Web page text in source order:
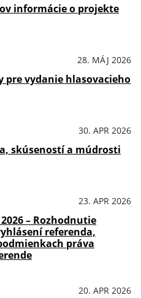
informácie o projekte
28. MÁJ 2026
pre vydanie hlasovacieho
30. APR 2026
skúseností a múdrosti
23. APR 2026
2026 – Rozhodnutie
referenda,
práva
20. APR 2026